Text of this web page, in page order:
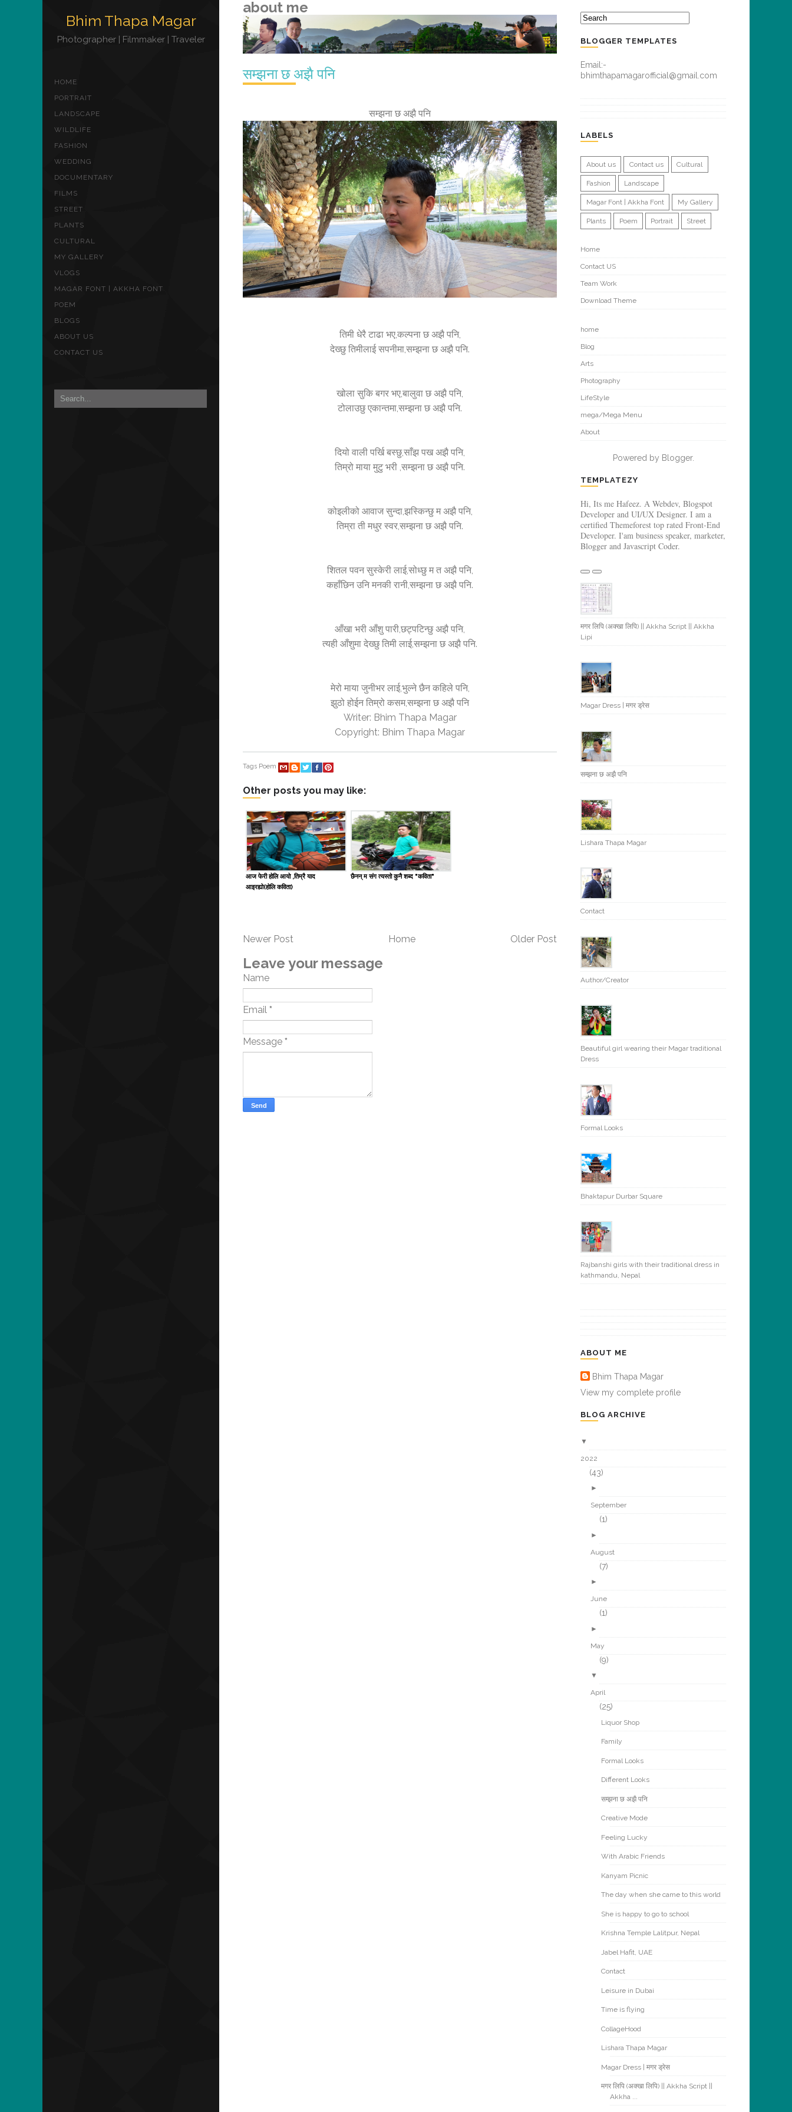
Bhim Thapa Magar
Photographer | Filmmaker | Traveler
HOME
PORTRAIT
LANDSCAPE
WILDLIFE
FASHION
WEDDING
DOCUMENTARY
FILMS
STREET
PLANTS
CULTURAL
MY GALLERY
VLOGS
MAGAR FONT | AKKHA FONT
POEM
BLOGS
ABOUT US
CONTACT US
about me
सम्झना छ अझै पनि
सम्झना छ अझै पनि
तिमी धेरै टाढा भए,कल्पना छ अझै पनि,
देख्छु तिमीलाई सपनीमा,सम्झना छ अझै पनि.
खोला सुकि बगर भए,बालुवा छ अझै पनि,
टोलाउछु एकान्तमा,सम्झना छ अझै पनि.
दियो वाली पर्खि बस्छु,साँझ पख अझै पनि,
तिम्रो माया मुटु भरी ,सम्झना छ अझै पनि.
कोइलीको आवाज सुन्दा,झस्किन्छु म अझै पनि,
तिम्रा ती मधुर स्वर,सम्झना छ अझै पनि.
शितल पवन सुस्केरी लाई,सोध्छु म त अझै पनि,
कहाँछिन उनि मनकी रानी,सम्झना छ अझै पनि.
आँखा भरी आँशु पारी,छट्पटिन्छु अझै पनि,
त्यही आँशुमा देख्छु तिमी लाई,सम्झना छ अझै पनि.
मेरो माया जुनीभर लाई,भुल्ने छैन कहिले पनि,
झुठो होईन तिम्रो कसम,सम्झना छ अझै पनि
Writer: Bhim Thapa Magar
Copyright: Bhim Thapa Magar
Tags Poem
Other posts you may like:
आज फेरी होलि आयो ,तिम्रै याद
आइरह्यो(होलि कविता)
छैनन् म संग त्यस्तो कुनै शब्द "कविता"
Newer Post Older Post
Home
Leave your message
Name
Email *
Message *
BLOGGER TEMPLATES
Email:-
bhimthapamagarofficial@gmail.com
LABELS
About us Contact us Cultural
Fashion Landscape
Magar Font | Akkha Font My Gallery
Plants Poem Portrait Street
Home
Contact US
Team Work
Download Theme
home
Blog
Arts
Photography
LifeStyle
mega/Mega Menu
About
Powered by Blogger.
TEMPLATEZY
Hi, Its me Hafeez. A Webdev, Blogspot
Developer and UI/UX Designer. I am a
certified Themeforest top rated Front-End
Developer. I'am business speaker, marketer,
Blogger and Javascript Coder.
मगर लिपि (अक्खा लिपि) || Akkha Script || Akkha
Lipi
Magar Dress | मगर ड्रेस
सम्झना छ अझै पनि
Lishara Thapa Magar
Contact
Author/Creator
Beautiful girl wearing their Magar traditional
Dress
Formal Looks
Bhaktapur Durbar Square
Rajbanshi girls with their traditional dress in
kathmandu, Nepal
ABOUT ME
Bhim Thapa Magar
View my complete profile
BLOG ARCHIVE
▼
2022
(43)
►
September
(1)
►
August
(7)
►
June
(1)
►
May
(9)
▼
April
(25)
Liquor Shop
Family
Formal Looks
Different Looks
सम्झना छ अझै पनि
Creative Mode
Feeling Lucky
With Arabic Friends
Kanyam Picnic
The day when she came to this world
She is happy to go to school
Krishna Temple Lalitpur, Nepal
Jabel Hafit, UAE
Contact
Leisure in Dubai
Time is flying
CollageHood
Lishara Thapa Magar
Magar Dress | मगर ड्रेस
मगर लिपि (अक्खा लिपि) || Akkha Script ||
Akkha ...